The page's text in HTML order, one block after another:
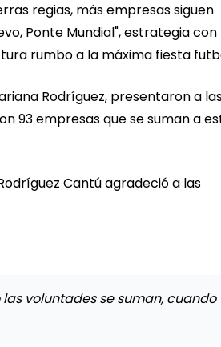
regias, más empresas siguen
Ponte Mundial", estrategia con
rumbo a la máxima fiesta
Rodríguez, presentaron a
93 empresas que se suman a
Cantú agradeció a las
voluntades se suman, cuando